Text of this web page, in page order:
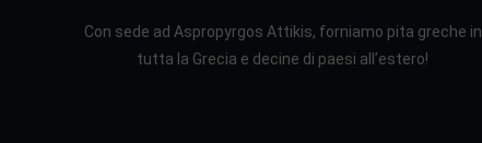
Con sede ad Aspropyrgos Attikis, forniamo pita greche in
tutta la Grecia e decine di paesi all’estero!